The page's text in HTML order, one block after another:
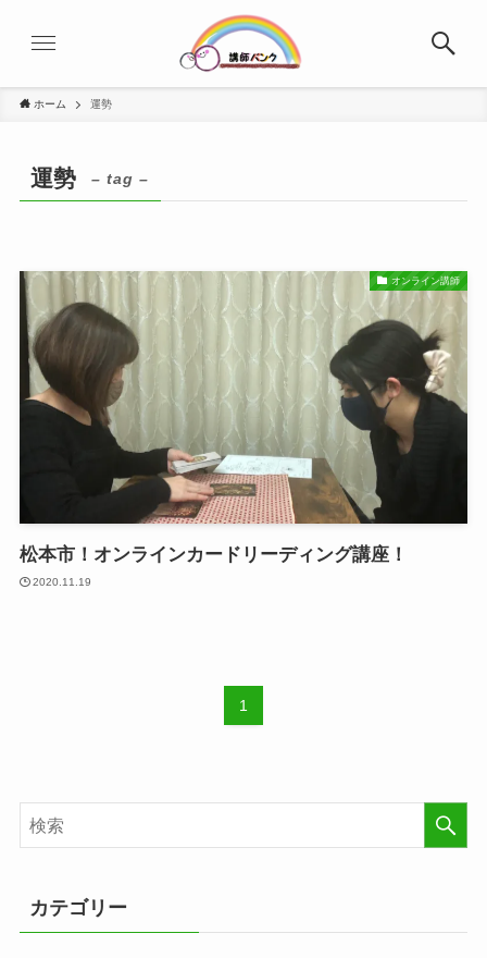
ホーム 運勢
運勢 – tag –
オンライン講師
松本市！オンラインカードリーディング講座！
2020.11.19
1
カテゴリー